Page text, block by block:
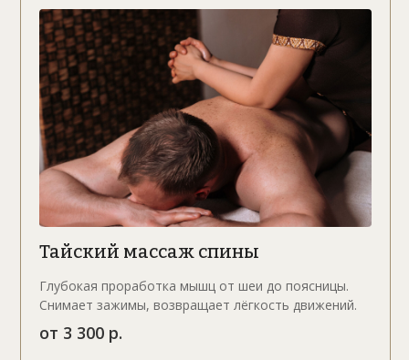
Тайский массаж спины
Глубокая проработка мышц от шеи до поясницы.
Снимает зажимы, возвращает лёгкость движений.
от 3 300 р.